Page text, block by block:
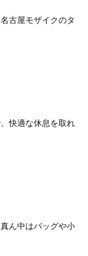
古屋モザイクのタ
快適な休息を取れ
ん中はバッグや小